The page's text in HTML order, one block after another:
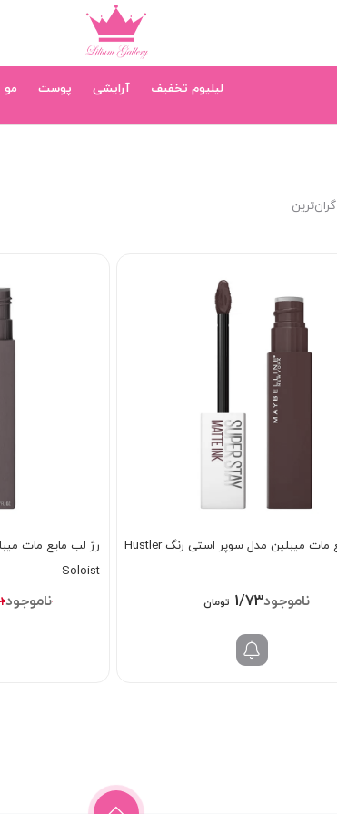
لیلیوم تخفیف آرایشی پوست مو
گران‌ترین
رژ لب مایع مات میبلین مدل سوپر استی رنگ Hustler
1/738/000 تومان
Soloist
2/618/000